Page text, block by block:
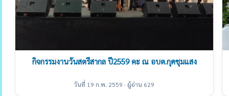
กิจกรรมงานวันสตรีสากล ปี2559 คะ ณ อบต.กุดชุมแสง
วันที่ 19 ก.พ. 2559 · ผู้อ่าน 629